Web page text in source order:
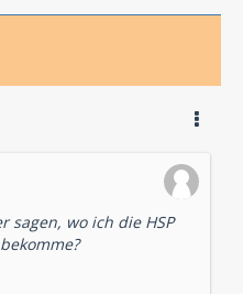
sagen, wo ich die HSP